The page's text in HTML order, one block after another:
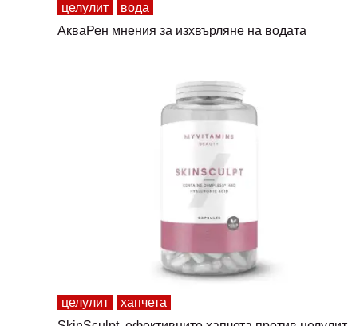
целулит
вода
АкваРен мнения за изхвърляне на водата
целулит
хапчета